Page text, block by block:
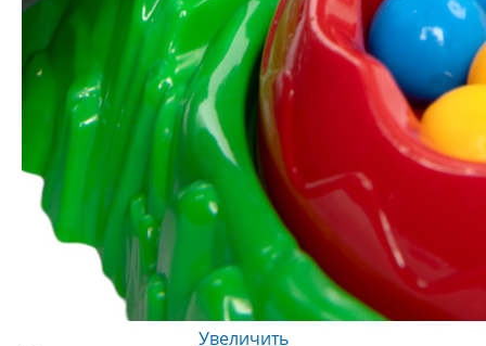
Увеличить